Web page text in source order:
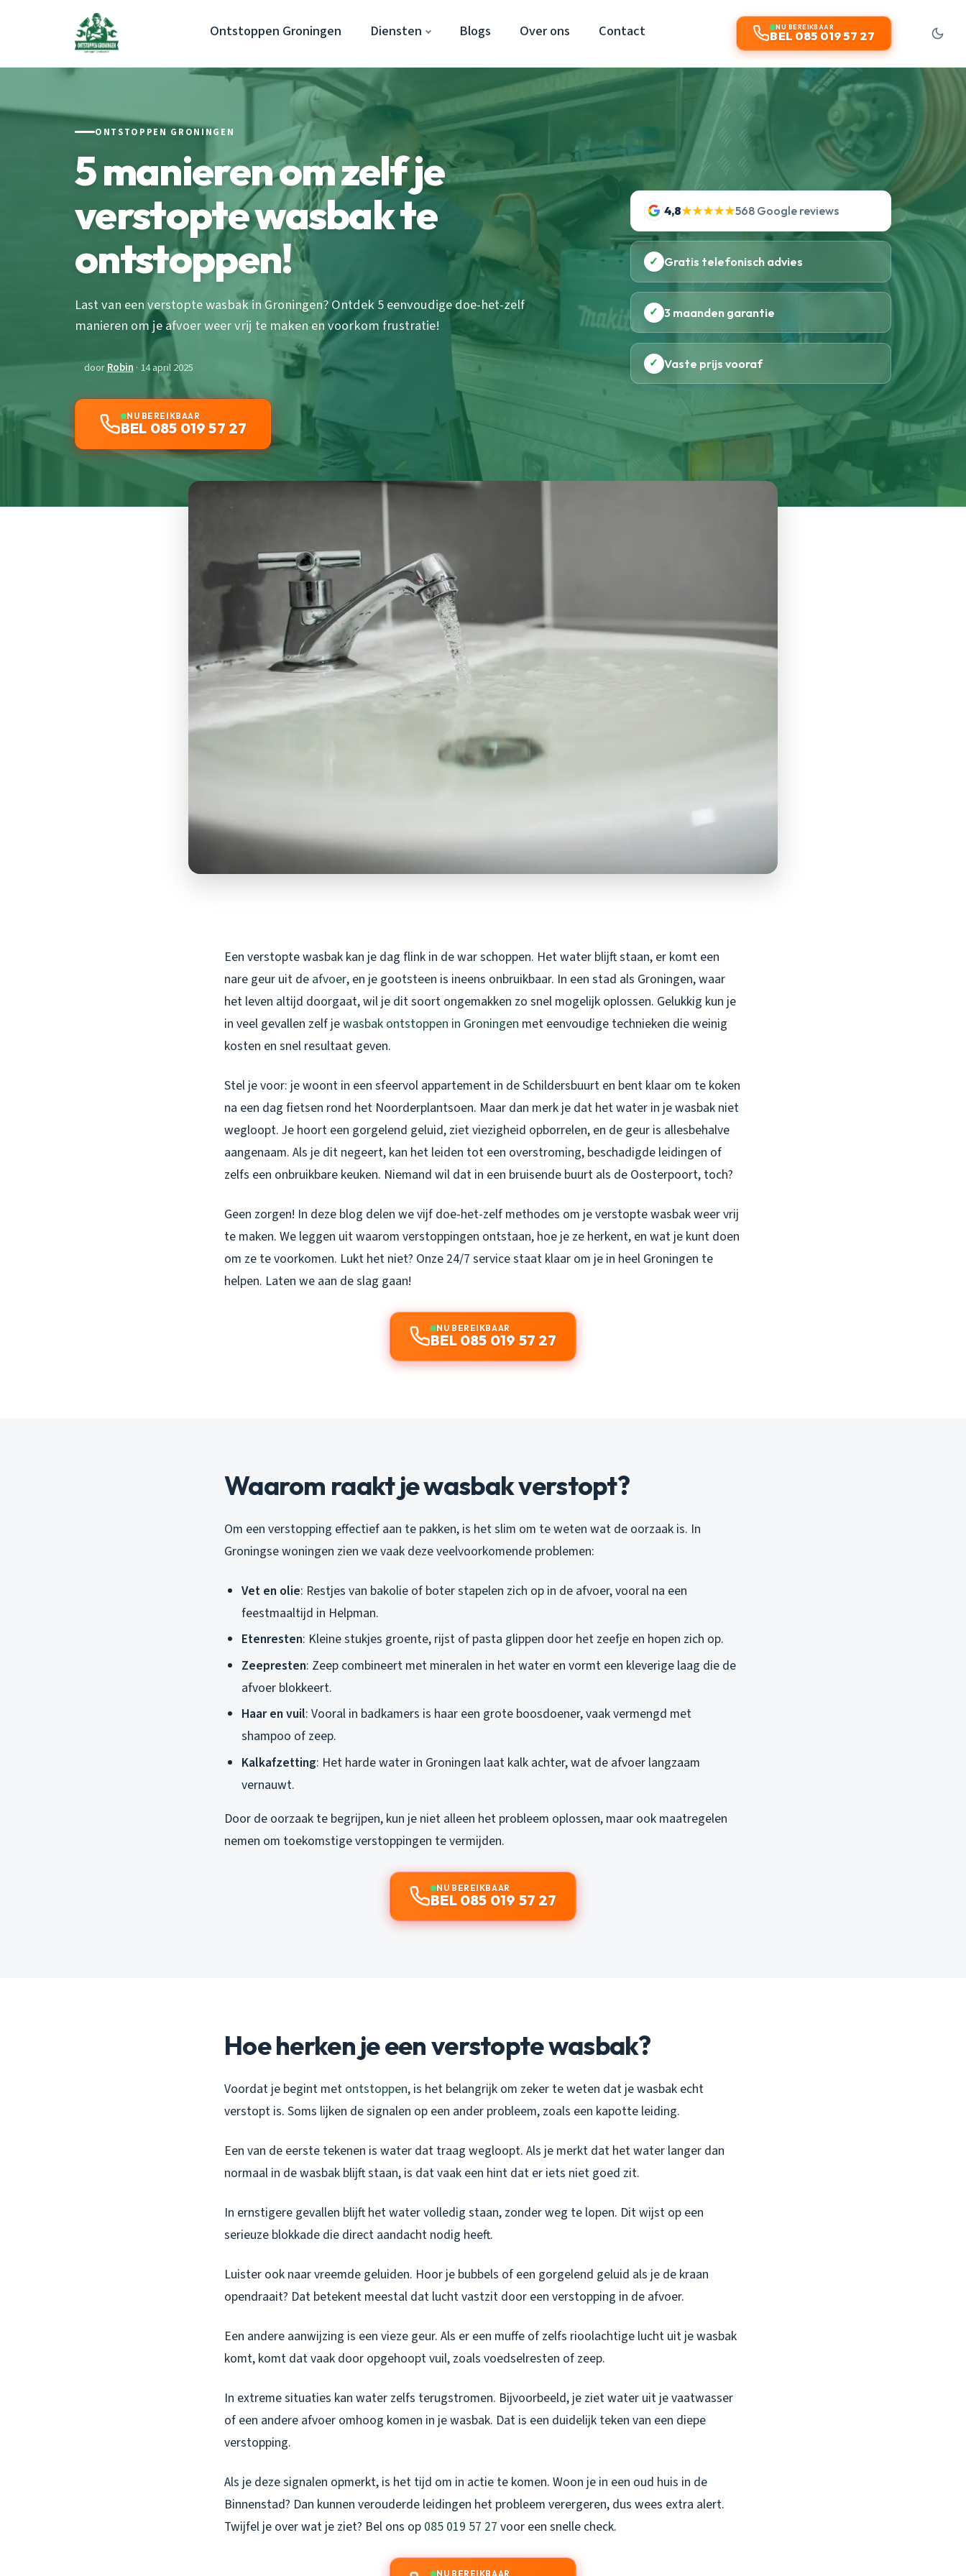
Ontstoppen Groningen Diensten Blogs Over ons Contact NU BEREIKBAAR
BEL 085 019 57 27
ONTSTOPPEN GRONINGEN
5 manieren om zelf je
verstopte wasbak te
ontstoppen!
Last van een verstopte wasbak in Groningen? Ontdek 5 eenvoudige doe-het-zelf
manieren om je afvoer weer vrij te maken en voorkom frustratie!
doorRobin · 14 april 2025
NU BEREIKBAAR
BEL 085 019 57 27
4,8★★★★★568 Google reviews
✓ Gratis telefonisch advies
✓ 3 maanden garantie
✓ Vaste prijs vooraf
Een verstopte wasbak kan je dag flink in de war schoppen. Het water blijft staan, er komt een
nare geur uit de afvoer, en je gootsteen is ineens onbruikbaar. In een stad als Groningen, waar
het leven altijd doorgaat, wil je dit soort ongemakken zo snel mogelijk oplossen. Gelukkig kun je
in veel gevallen zelf jewasbak ontstoppen in Groningen met eenvoudige technieken die weinig
kosten en snel resultaat geven.
Stel je voor: je woont in een sfeervol appartement in de Schildersbuurt en bent klaar om te koken
na een dag fietsen rond het Noorderplantsoen. Maar dan merk je dat het water in je wasbak niet
wegloopt. Je hoort een gorgelend geluid, ziet viezigheid opborrelen, en de geur is allesbehalve
aangenaam. Als je dit negeert, kan het leiden tot een overstroming, beschadigde leidingen of
zelfs een onbruikbare keuken. Niemand wil dat in een bruisende buurt als de Oosterpoort, toch?
Geen zorgen! In deze blog delen we vijf doe-het-zelf methodes om je verstopte wasbak weer vrij
te maken. We leggen uit waarom verstoppingen ontstaan, hoe je ze herkent, en wat je kunt doen
om ze te voorkomen. Lukt het niet? Onze 24/7 service staat klaar om je in heel Groningen te
helpen. Laten we aan de slag gaan!
NU BEREIKBAAR
BEL 085 019 57 27
Waarom raakt je wasbak verstopt?
Om een verstopping effectief aan te pakken, is het slim om te weten wat de oorzaak is. In
Groningse woningen zien we vaak deze veelvoorkomende problemen:
Vet en olie: Restjes van bakolie of boter stapelen zich op in de afvoer, vooral na een
feestmaaltijd in Helpman.
Etenresten: Kleine stukjes groente, rijst of pasta glippen door het zeefje en hopen zich op.
Zeepresten: Zeep combineert met mineralen in het water en vormt een kleverige laag die de
afvoer blokkeert.
Haar en vuil: Vooral in badkamers is haar een grote boosdoener, vaak vermengd met
shampoo of zeep.
Kalkafzetting: Het harde water in Groningen laat kalk achter, wat de afvoer langzaam
vernauwt.
Door de oorzaak te begrijpen, kun je niet alleen het probleem oplossen, maar ook maatregelen
nemen om toekomstige verstoppingen te vermijden.
NU BEREIKBAAR
BEL 085 019 57 27
Hoe herken je een verstopte wasbak?
Voordat je begint met ontstoppen, is het belangrijk om zeker te weten dat je wasbak echt
verstopt is. Soms lijken de signalen op een ander probleem, zoals een kapotte leiding.
Een van de eerste tekenen is water dat traag wegloopt. Als je merkt dat het water langer dan
normaal in de wasbak blijft staan, is dat vaak een hint dat er iets niet goed zit.
In ernstigere gevallen blijft het water volledig staan, zonder weg te lopen. Dit wijst op een
serieuze blokkade die direct aandacht nodig heeft.
Luister ook naar vreemde geluiden. Hoor je bubbels of een gorgelend geluid als je de kraan
opendraait? Dat betekent meestal dat lucht vastzit door een verstopping in de afvoer.
Een andere aanwijzing is een vieze geur. Als er een muffe of zelfs rioolachtige lucht uit je wasbak
komt, komt dat vaak door opgehoopt vuil, zoals voedselresten of zeep.
In extreme situaties kan water zelfs terugstromen. Bijvoorbeeld, je ziet water uit je vaatwasser
of een andere afvoer omhoog komen in je wasbak. Dat is een duidelijk teken van een diepe
verstopping.
Als je deze signalen opmerkt, is het tijd om in actie te komen. Woon je in een oud huis in de
Binnenstad? Dan kunnen verouderde leidingen het probleem verergeren, dus wees extra alert.
Twijfel je over wat je ziet? Bel ons op 085 019 57 27 voor een snelle check.
NU BEREIKBAAR